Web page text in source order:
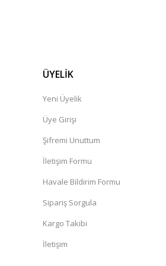
ÜYELİK
Yeni Üyelik
Üye Girişi
Şifremi Unuttum
İletişim Formu
Havale Bildirim Formu
Sipariş Sorgula
Kargo Takibi
İletişim